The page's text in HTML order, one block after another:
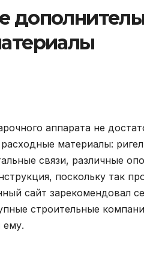
аппарата не
материалы:
связи, различные
поскольку так
сайт зарекомендовал
строительные
ему.